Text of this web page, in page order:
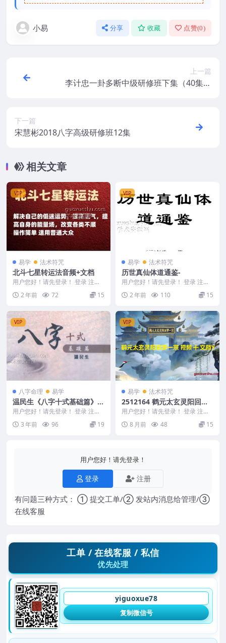
小易 分享 收藏 点赞(0)
上一篇
李计忠一卦多断中级研修班下集（40集视
下一篇
宋慧彬2018八字高级研修班12集
相关文章
VIP
易学 法术符咒
北斗七星转运法音频+文档
用户您好！请先登录！ 登录 注册
北斗七星转运法音频+文档 24062
02 七星...
2 年前 72 15
VIP
易学 法术符咒
历世真仙体道通鉴-
用户您好！请先登录！ 登录 注册
历世真仙体道通鉴 2403209-46
2 年前 110 15
VIP
八字命理 易学
温民生《八字十式基础篇》+
《八字十式进阶篇》2本PDF
电子书
用户您好！请先登录！ 登录 注册
温民生 八字十式基础篇.pdf+八字
十式进阶篇...
3 年前 96 19
VIP
易学 法术符咒
2512164 鹤元太玄灵阳回梦
一宗 视频➕文档Y
用户您好！请先登录！ 登录 注册
鹤元太玄灵阳回梦一宗 视频➕文
档Y 25121...
8 月前 48 15
用户您好！请先登录！
登录 注册
有问题三种方式： ① 提交工单/② 发站内消息给管理/③
在线客服
工单 / 在线客服 / 私信
优先处理
yiguoxue78
复制微信号